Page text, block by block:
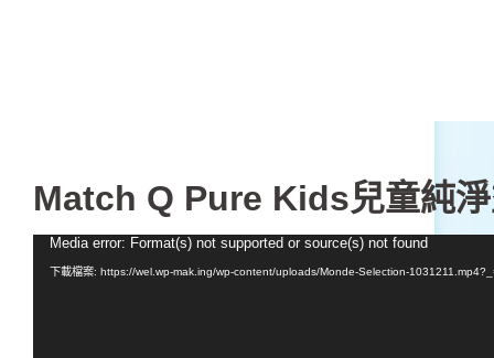
Match Q Pure Kids兒童純
Media error: Format(s) not supported or source(s) not found
下載檔案: https://wel.wp-mak.ing/wp-content/uploads/Monde-Selection-